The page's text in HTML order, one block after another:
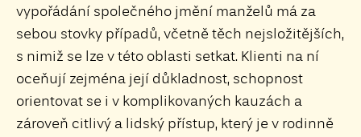
vypořádání společného jmění manželů má za
sebou stovky případů, včetně těch nejsložitějších,
s nimiž se lze v této oblasti setkat. Klienti na ní
oceňují zejména její důkladnost, schopnost
orientovat se i v komplikovaných kauzách a
zároveň citlivý a lidský přístup, který je v rodinně